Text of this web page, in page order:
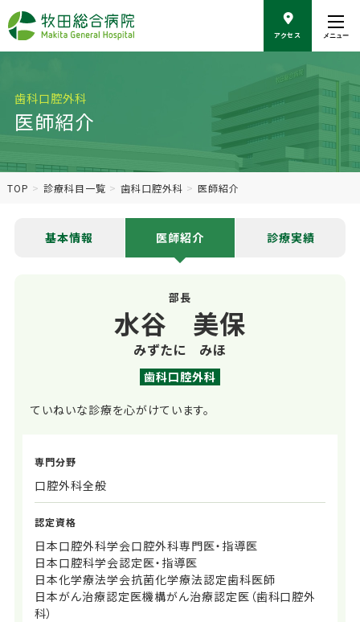
動
アクセス メニュー
歯科口腔外科
医師紹介
TOP 診療科目一覧 歯科口腔外科 医師紹介
基本情報 医師紹介 診療実績
部長
水谷 美保
みずたに みほ
歯科口腔外科
ていねいな診療を心がけています。
専門分野
口腔外科全般
認定資格
日本口腔外科学会口腔外科専門医・指導医
日本口腔科学会認定医・指導医
日本化学療法学会抗菌化学療法認定歯科医師
日本がん治療認定医機構がん治療認定医（歯科口腔外
科）